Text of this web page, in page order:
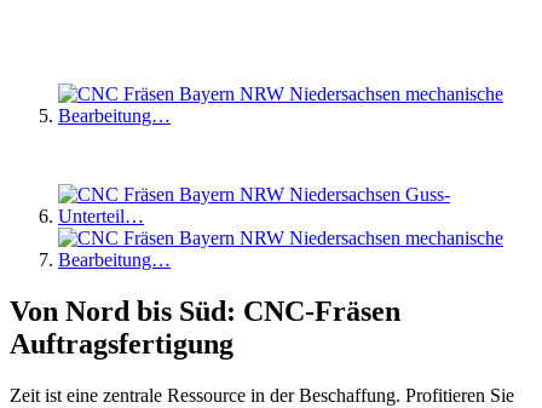
Von Nord bis Süd: CNC-Fräsen
Auftragsfertigung
Zeit ist eine zentrale Ressource in der Beschaffung. Profitieren Sie